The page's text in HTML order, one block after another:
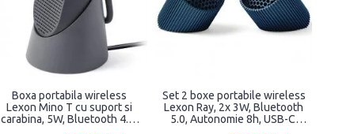
Boxa portabila wireless
Lexon Mino T cu suport si
carabina, 5W, Bluetooth 4.2,
Set 2 boxe portabile wireless
Lexon Ray, 2x 3W, Bluetooth
5.0, Autonomie 8h, USB-C,